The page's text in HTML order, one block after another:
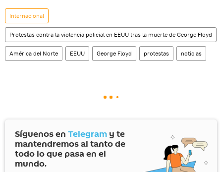
Internacional
Protestas contra la violencia policial en EEUU tras la muerte de George Floyd
América del Norte EEUU George Floyd protestas noticias
Síguenos en Telegram y te
mantendremos al tanto de
todo lo que pasa en el
mundo.